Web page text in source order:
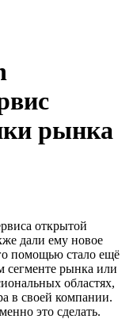
рынка
открытой
дали ему новое
помощью стало ещё
рынка или
областях,
в своей компании.
это сделать.